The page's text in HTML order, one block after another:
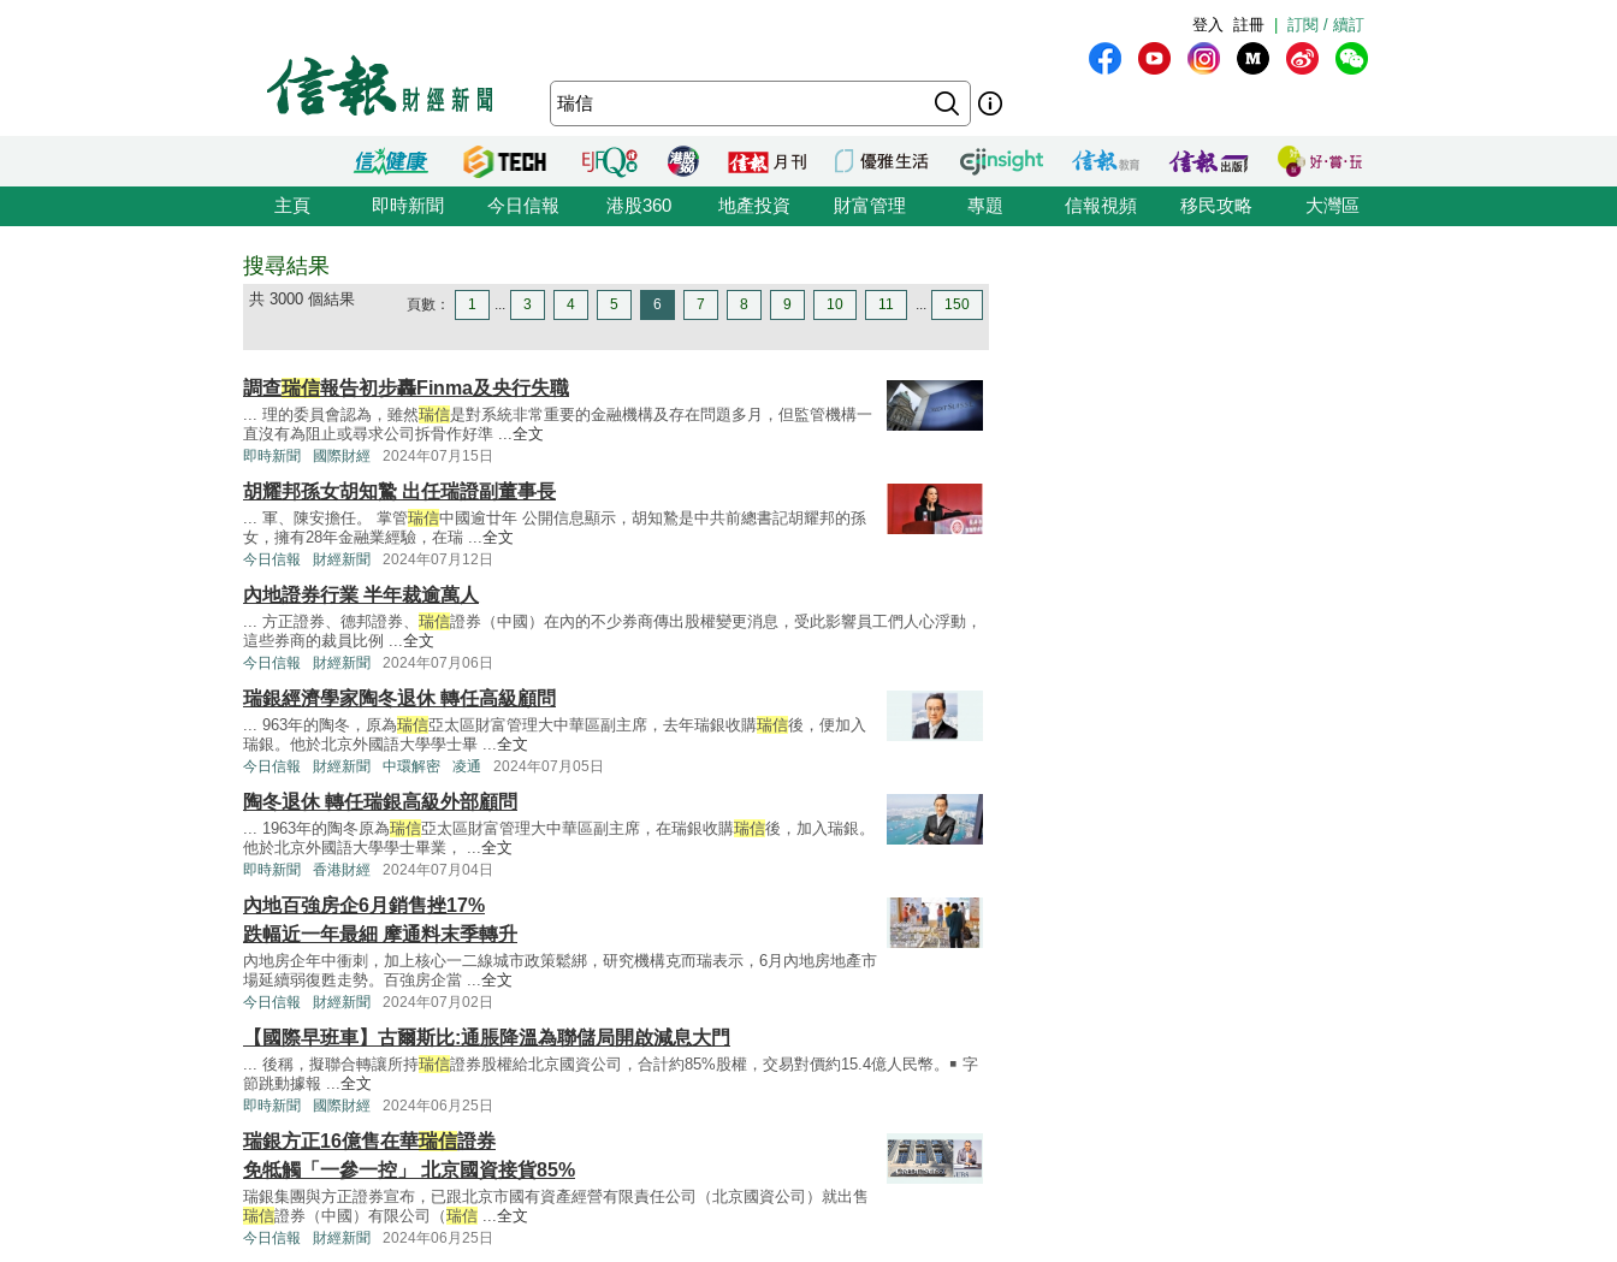
訂閱 / 續訂
註冊
登入
主頁 即時新聞 今日信報 港股360 地產投資 財富管理 專題 信報視頻 移民攻略 大灣區
搜尋結果
共 3000 個結果 頁數： 1 ... 3 4 5 6 7 8 9 10 11 ... 150
調查瑞信報告初步轟Finma及央行失職
... 理的委員會認為，雖然瑞信是對系統非常重要的金融機構及存在問題多月，但監管機構一
直沒有為阻止或尋求公司拆骨作好準 ...全文
即時新聞 國際財經 2024年07月15日
胡耀邦孫女胡知鷙 出任瑞證副董事長
... 軍、陳安擔任。 掌管瑞信中國逾廿年 公開信息顯示，胡知鷙是中共前總書記胡耀邦的孫
女，擁有28年金融業經驗，在瑞 ...全文
今日信報 財經新聞 2024年07月12日
內地證券行業 半年裁逾萬人
... 方正證券、德邦證券、 瑞信證券（中國）在內的不少券商傳出股權變更消息，受此影響員工們人心浮動，
這些券商的裁員比例 ...全文
今日信報 財經新聞 2024年07月06日
瑞銀經濟學家陶冬退休 轉任高級顧問
... 963年的陶冬，原為瑞信亞太區財富管理大中華區副主席，去年瑞銀收購瑞信後，便加入
瑞銀。他於北京外國語大學學士畢 ...全文
今日信報 財經新聞 中環解密 凌通 2024年07月05日
陶冬退休 轉任瑞銀高級外部顧問
... 1963年的陶冬原為瑞信亞太區財富管理大中華區副主席，在瑞銀收購瑞信後，加入瑞銀。
他於北京外國語大學學士畢業， ...全文
即時新聞 香港財經 2024年07月04日
內地百強房企6月銷售挫17%
跌幅近一年最細 摩通料末季轉升
內地房企年中衝刺，加上核心一二線城市政策鬆綁，研究機構克而瑞表示，6月內地房地產市
場延續弱復甦走勢。百強房企當 ...全文
今日信報 財經新聞 2024年07月02日
【國際早班車】古爾斯比:通脹降溫為聯儲局開啟減息大門
... 後稱，擬聯合轉讓所持瑞信證券股權給北京國資公司，合計約85%股權，交易對價約15.4億人民幣。￭ 字
節跳動據報 ...全文
即時新聞 國際財經 2024年06月25日
瑞銀方正16億售在華瑞信證券
免牴觸「一參一控」 北京國資接貨85%
瑞銀集團與方正證券宣布，已跟北京市國有資產經營有限責任公司（北京國資公司）就出售
瑞信證券（中國）有限公司（瑞信 ...全文
今日信報 財經新聞 2024年06月25日